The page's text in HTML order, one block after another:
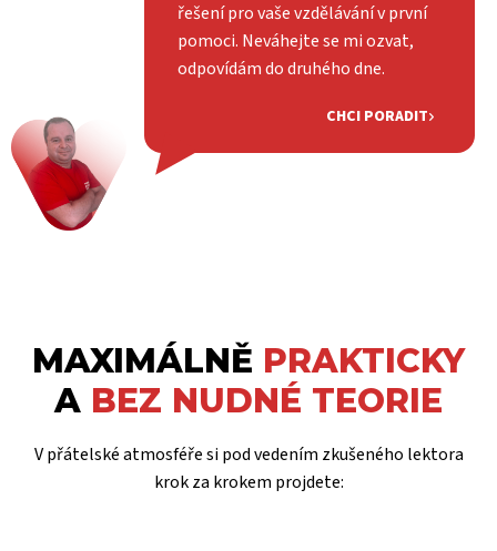
řešení pro vaše vzdělávání v první
pomoci. Neváhejte se mi ozvat,
odpovídám do druhého dne.
CHCI PORADIT
MAXIMÁLNĚ PRAKTICKY
A BEZ NUDNÉ TEORIE
V přátelské atmosféře si pod vedením zkušeného lektora
krok za krokem projdete: